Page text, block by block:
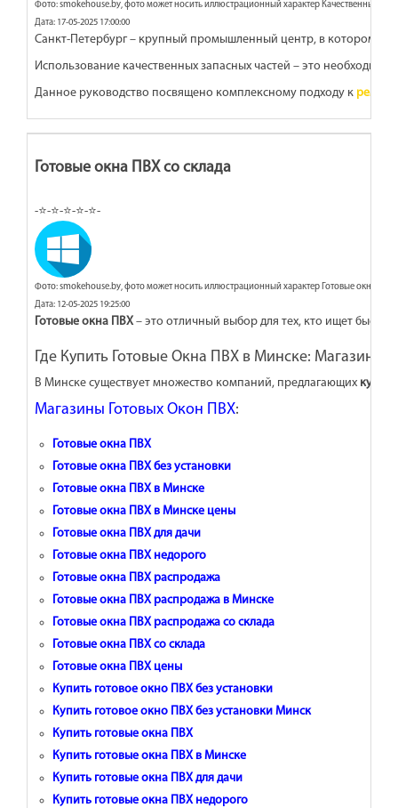
Фото: smokehouse.by, фото может носить иллюстрационный характер Качественный
Дата: 17-05-2025 17:00:00
Санкт-Петербург – крупный промышленный центр, в котором от
Использование качественных запасных частей – это
Данное руководство посвящено комплексному подходу к
Готовые окна ПВХ со склада
-⭐-⭐-⭐-⭐-⭐-
Фото: smokehouse.by, фото может носить иллюстрационный характер Готовые окна ПВХ
Дата: 12-05-2025 19:25:00
Готовые окна ПВХ– это отличный выбор для тех, кто ищет
Где Купить Готовые Окна ПВХ в Минске: Магазины
В Минске существует множество компаний, предлагающих
Магазины Готовых Окон ПВХ:
Готовые окна ПВХ
Готовые окна ПВХ без установки
Готовые окна ПВХ в Минске
Готовые окна ПВХ в Минске цены
Готовые окна ПВХ для дачи
Готовые окна ПВХ недорого
Готовые окна ПВХ распродажа
Готовые окна ПВХ распродажа в Минске
Готовые окна ПВХ распродажа со склада
Готовые окна ПВХ со склада
Готовые окна ПВХ цены
Купить готовое окно ПВХ без установки
Купить готовое окно ПВХ без установки Минск
Купить готовые окна ПВХ
Купить готовые окна ПВХ в Минске
Купить готовые окна ПВХ для дачи
Купить готовые окна ПВХ недорого